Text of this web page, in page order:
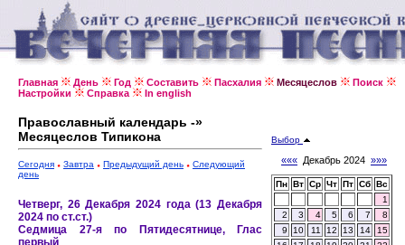
Главная День Год Составить Пасхалия Месяцеслов
Поиск
Настройки
Справка In english
Православный календарь -»
Месяцеслов Типикона
Сегодня Завтра Предыдущий день
Следующий
день
Четверг, 26 Декабря 2024 года (13 Декабря
2024 по ст.ст.)
Седмица 27-я по Пятидесятнице, Глас
первый
Выбор
««« Декабрь 2024 »»»
Пн Вт Ср Чт Пт Сб Вс
1
2
3 4 5 6 7
8
9
10 11 12 13 14
15